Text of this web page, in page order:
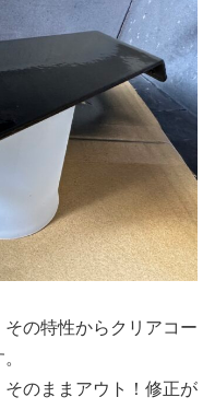
の特性からクリアコー
のままアウト！修正が